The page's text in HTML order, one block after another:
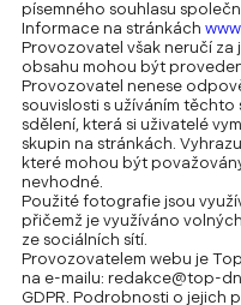
písemného souhlasu
Informace na stránkách
Provozovatel však neručí
obsahu mohou být
Provozovatel nenese
souvislosti s užíváním
sdělení, která si uživatelé
skupin na stránkách.
které mohou být
nevhodné.
Použité fotografie jsou
přičemž je využíváno
ze sociálních sítí.
Provozovatelem webu je
na e-mailu: redakce@top-
GDPR. Podrobnosti o jejich